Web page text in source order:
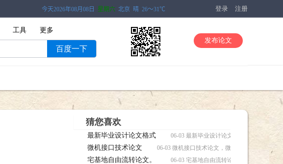
登录 注册
工具 更多
百度一下
发布论文
猜您喜欢
最新毕业设计论文格式 06-03 最新毕业设计论文格式，最新毕业设
微机接口技术论文 06-03 微机接口技术论文，微机接口技术论文下
宅基地自由流转论文。 06-03 宅基地自由流转论文。，宅基地自由